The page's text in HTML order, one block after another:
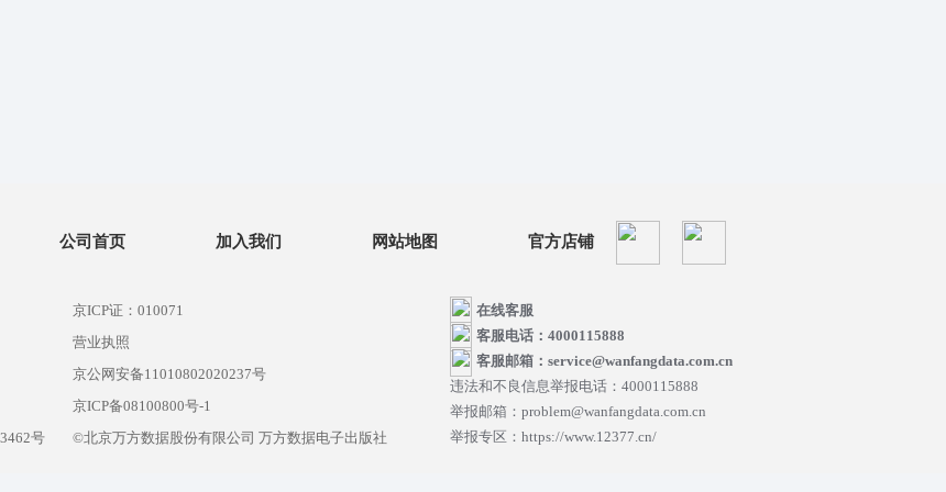
公司首页 加入我们 网站地图 官方店铺
号
京ICP证：010071
营业执照
京公网安备11010802020237号
京ICP备08100800号-1
©北京万方数据股份有限公司 万方数据电子出版社
在线客服
客服电话：4000115888
客服邮箱：service@wanfangdata.com.cn
违法和不良信息举报电话：4000115888
举报邮箱：problem@wanfangdata.com.cn
举报专区：https://www.12377.cn/